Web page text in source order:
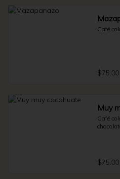
Café
$75.00
Muy
Café
$75.00